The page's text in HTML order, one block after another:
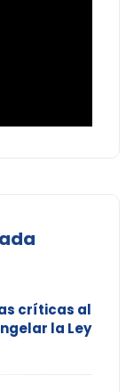
críticas al
la Ley